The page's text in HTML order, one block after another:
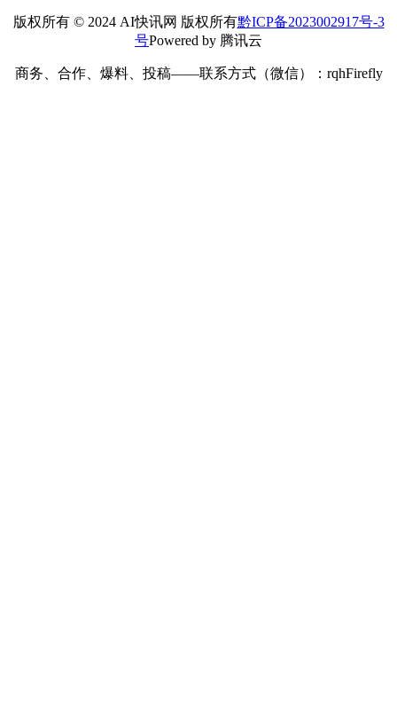
版权所有 © 2024 AI快讯网 版权所有黔ICP备2023002917号-3
号Powered by 腾讯云
商务、合作、爆料、投稿——联系方式（微信）：rqhFirefly